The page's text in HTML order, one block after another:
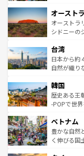
部のニュー
文化が魅力
しみながら
ならではの贅沢な
情報はコン
ワイ島は見
島だが、静
おすすめ。
れるおもて
人々、おい
ク、伝統的
ワイを、存分に味わ
はコンテン
オースト
オーストラ
シドニーの
リアリーフ
ク）、タス
ど、見どこ
いる。アク
ビング、ハ
い。オース
参照してほ
台湾
日本から約
自然が織り
ン）、静ひ
と山間の静
驚きをもた
容にもいい
照してほし
韓国
歴史ある王
-POPで世
き、地方に
できる。そ
まで、さま
ベトナム
豊かな自然
く伸びる国